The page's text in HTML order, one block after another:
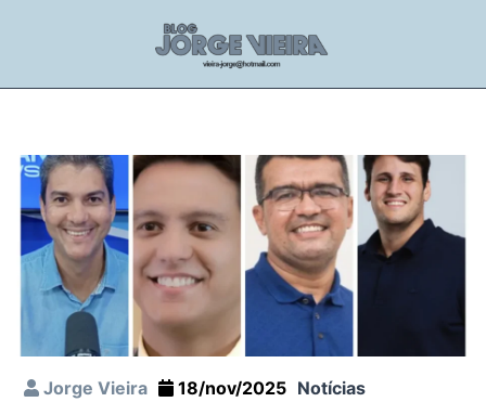
Jorge Vieira 18/nov/2025 Notícias